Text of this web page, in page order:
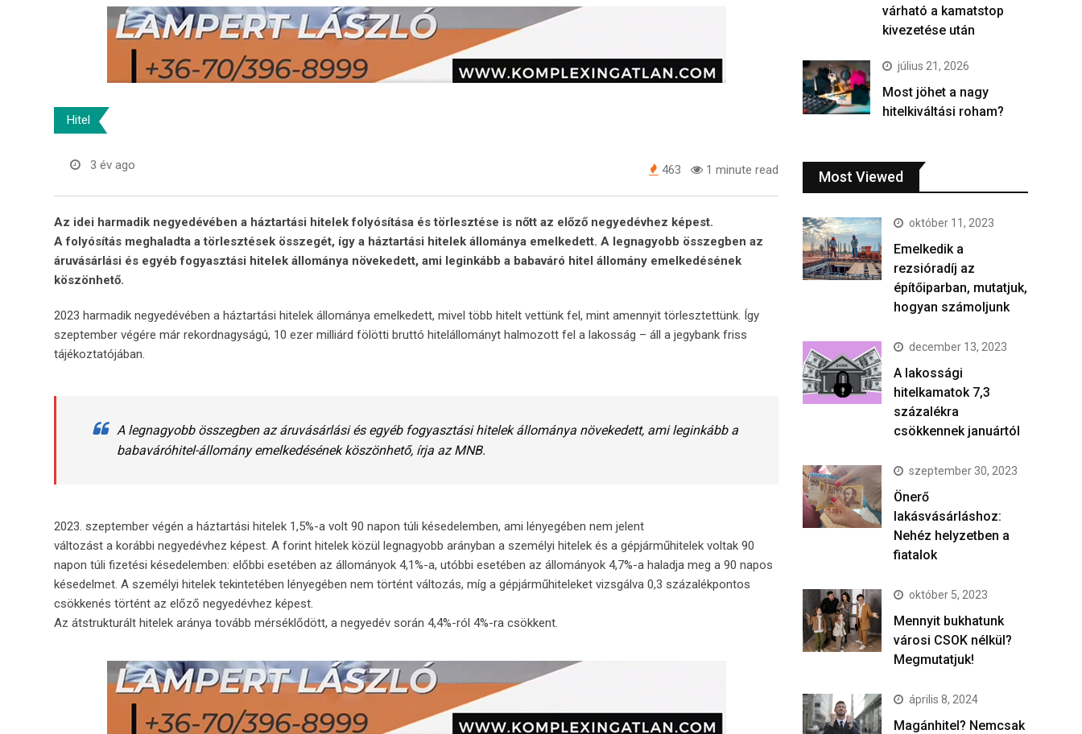
Hitel
3 év ago 463 1 minute read
Az idei harmadik negyedévében a háztartási hitelek folyósítása és törlesztése is nőtt az előző negyedévhez képest.
Afolyósítás meghaladta a törlesztések összegét, így a háztartási hitelek állománya emelkedett. A legnagyobb összegben az
áruvásárlási és egyéb fogyasztási hitelek állománya növekedett, ami leginkább a babaváró hitel állomány emelkedésének
köszönhető.
2023 harmadik negyedévében a háztartási hitelek állománya emelkedett, mivel több hitelt vettünk fel, mint amennyit törlesztettünk. Így
szeptember végére már rekordnagyságú, 10 ezer milliárd fölötti bruttó hitelállományt halmozott fel a lakosság – áll a jegybank friss
tájékoztatójában.
A legnagyobb összegben az áruvásárlási és egyéb fogyasztási hitelek állománya növekedett, ami leginkább a
babaváróhitel-állomány emelkedésének köszönhető, írja az MNB.
2023. szeptember végén a háztartási hitelek 1,5%-a volt 90 napon túli késedelemben, ami lényegében nem jelent
változást a korábbi negyedévhez képest. A forint hitelek közül legnagyobb arányban a személyi hitelek és a gépjárműhitelek voltak 90
napon túli fizetési késedelemben: előbbi esetében az állományok 4,1%-a, utóbbi esetében az állományok 4,7%-a haladja meg a 90 napos
késedelmet. A személyi hitelek tekintetében lényegében nem történt változás, míg a gépjárműhiteleket vizsgálva 0,3 százalékpontos
csökkenés történt az előző negyedévhez képest.
Az átstrukturált hitelek aránya tovább mérséklődött, a negyedév során 4,4%-ról 4%-ra csökkent.
várható a kamatstop
kivezetése után
július 21, 2026
Most jöhet a nagy
hitelkiváltási roham?
Most Viewed
október 11, 2023
Emelkedik a
rezsióradíj az
építőiparban, mutatjuk,
hogyan számoljunk
december 13, 2023
A lakossági
hitelkamatok 7,3
százalékra
csökkennek januártól
szeptember 30, 2023
Önerő
lakásvásárláshoz:
Nehéz helyzetben a
fiatalok
október 5, 2023
Mennyit bukhatunk
városi CSOK nélkül?
Megmutatjuk!
április 8, 2024
Magánhitel? Nemcsak